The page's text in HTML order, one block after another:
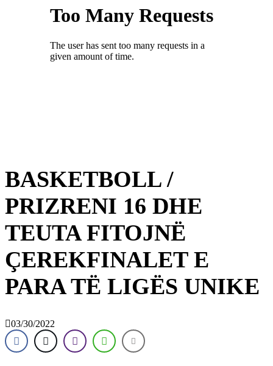
BASKETBOLL /
PRIZRENI 16 DHE
TEUTA FITOJNË
ÇEREKFINALET E
PARA TË LIGËS UNIKE
03/30/2022